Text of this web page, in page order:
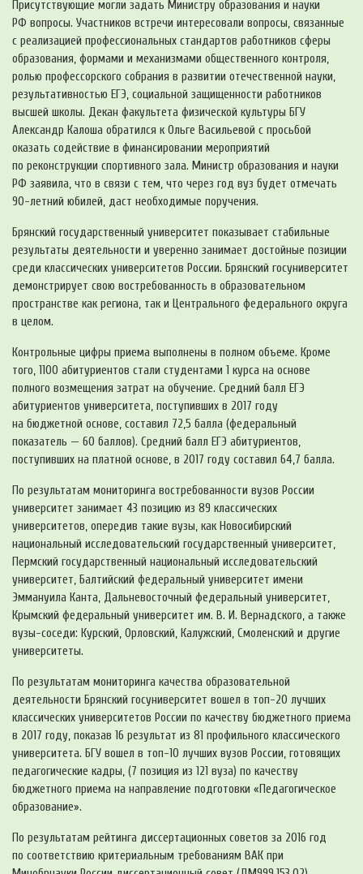
Присутствующие могли задать Министру образования и науки
РФ вопросы. Участников встречи интересовали вопросы, связанные
с реализацией профессиональных стандартов работников сферы
образования, формами и механизмами общественного контроля,
ролью профессорского собрания в развитии отечественной науки,
результативностью ЕГЭ, социальной защищенности работников
высшей школы. Декан факультета физической культуры БГУ
Александр Калоша обратился к Ольге Васильевой с просьбой
оказать содействие в финансировании мероприятий
по реконструкции спортивного зала. Министр образования и науки
РФ заявила, что в связи с тем, что через год вуз будет отмечать
90-летний юбилей, даст необходимые поручения.
Брянский государственный университет показывает стабильные
результаты деятельности и уверенно занимает достойные позиции
среди классических университетов России. Брянский госуниверситет
демонстрирует свою востребованность в образовательном
пространстве как региона, так и Центрального федерального округа
в целом.
Контрольные цифры приема выполнены в полном объеме. Кроме
того, 1100 абитуриентов стали студентами 1 курса на основе
полного возмещения затрат на обучение. Средний балл ЕГЭ
абитуриентов университета, поступивших в 2017 году
на бюджетной основе, составил 72,5 балла (федеральный
показатель — 60 баллов). Средний балл ЕГЭ абитуриентов,
поступивших на платной основе, в 2017 году составил 64,7 балла.
По результатам мониторинга востребованности вузов России
университет занимает 43 позицию из 89 классических
университетов, опередив такие вузы, как Новосибирский
национальный исследовательский государственный университет,
Пермский государственный национальный исследовательский
университет, Балтийский федеральный университет имени
Эммануила Канта, Дальневосточный федеральный университет,
Крымский федеральный университет им. В. И. Вернадского, а также
вузы-соседи: Курский, Орловский, Калужский, Смоленский и другие
университеты.
По результатам мониторинга качества образовательной
деятельности Брянский госуниверситет вошел в топ-20 лучших
классических университетов России по качеству бюджетного приема
в 2017 году, показав 16 результат из 81 профильного классического
университета. БГУ вошел в топ-10 лучших вузов России, готовящих
педагогические кадры, (7 позиция из 121 вуза) по качеству
бюджетного приема на направление подготовки «Педагогическое
образование».
По результатам рейтинга диссертационных советов за 2016 год
по соответствию критериальным требованиям ВАК при